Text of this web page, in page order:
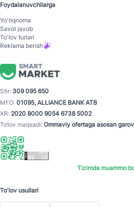
Foydalanuvchilarga
Yo'riqnoma
Savol javob
To'lov turlari
Reklama berish
Stir: 309 095 650
MFO: 01095, ALLIANCE BANK ATB
XR: 2020 8000 9054 6738 5002
To‘lov maqsadi: Ommaviy ofertaga asosan
Tizimda muammo
To'lov usullari